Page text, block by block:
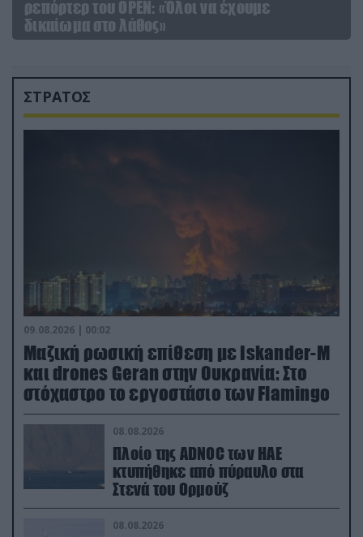
ρεπόρτερ του ΟΡΕΝ: «Όλοι να έχουμε
δικαίωμα στο λάθος»
ΣΤΡΑΤΟΣ
09.08.2026 | 00:02
Μαζική ρωσική επίθεση με Iskander-M
και drones Geran στην Ουκρανία: Στο
στόχαστρο το εργοστάσιο των Flamingo
08.08.2026
Πλοίο της ADNOC των ΗΑΕ
κτυπήθηκε από πύραυλο στα
Στενά του Ορμούζ
08.08.2026